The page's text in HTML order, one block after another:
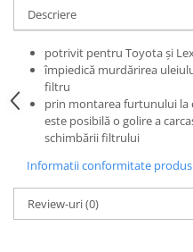
Descriere
potrivit pentru Toyota şi
împiedică murdărirea
filtru
prin montarea furtunului la
este posibilă o golire a
schimbării filtrului
Informatii conformitate produs
Review-uri(0)